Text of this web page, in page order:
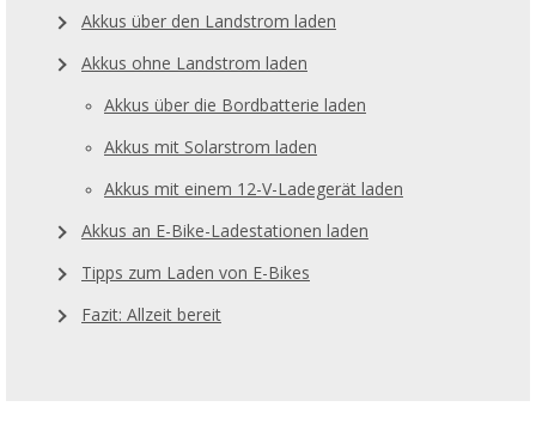
Akkus über den Landstrom laden
Akkus ohne Landstrom laden
Akkus über die Bordbatterie laden
Akkus mit Solarstrom laden
Akkus mit einem 12-V-Ladegerät laden
Akkus an E-Bike-Ladestationen laden
Tipps zum Laden von E-Bikes
Fazit: Allzeit bereit